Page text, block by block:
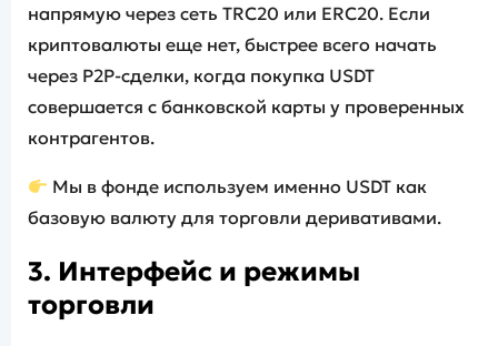
напрямую через сеть TRC20 или ERC20. Если
криптовалюты еще нет, быстрее всего начать
через P2P-сделки, когда покупка USDT
совершается с банковской карты у проверенных
контрагентов.
Мы в фонде используем именно USDT как
базовую валюту для торговли деривативами.
3. Интерфейс и режимы
торговли